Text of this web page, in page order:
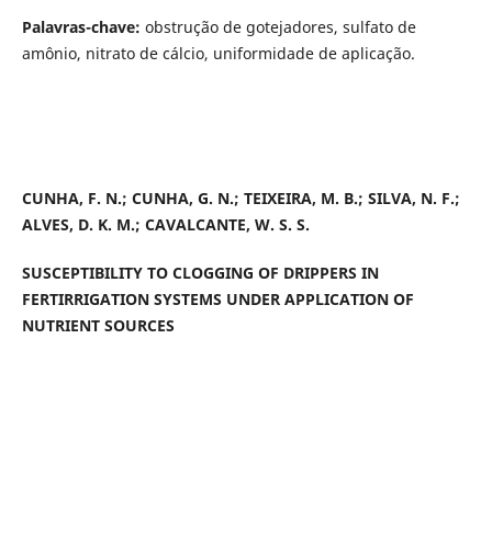
Palavras-chave: obstrução de gotejadores, sulfato de
amônio, nitrato de cálcio, uniformidade de aplicação.
CUNHA, F. N.; CUNHA, G. N.; TEIXEIRA, M. B.; SILVA, N. F.;
ALVES, D. K. M.; CAVALCANTE, W. S. S.
SUSCEPTIBILITY TO CLOGGING OF DRIPPERS IN
FERTIRRIGATION SYSTEMS UNDER APPLICATION OF
NUTRIENT SOURCES